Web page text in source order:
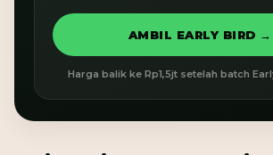
AMBIL EARLY BIRD →
Harga balik ke Rp1,5jt setelah batch